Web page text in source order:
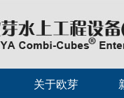
关于欧芽